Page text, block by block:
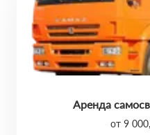
Аренда
от 9